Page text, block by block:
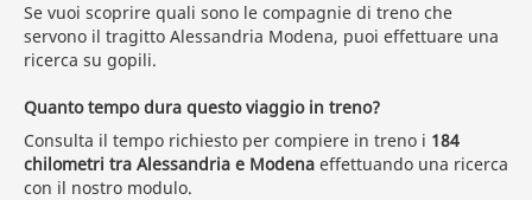
Se vuoi scoprire quali sono le compagnie di treno che
servono il tragitto Alessandria Modena, puoi effettuare una
ricerca su gopili.
Quanto tempo dura questo viaggio in treno?
Consulta il tempo richiesto per compiere in treno i 184
chilometri tra Alessandria e Modena effettuando una ricerca
con il nostro modulo.